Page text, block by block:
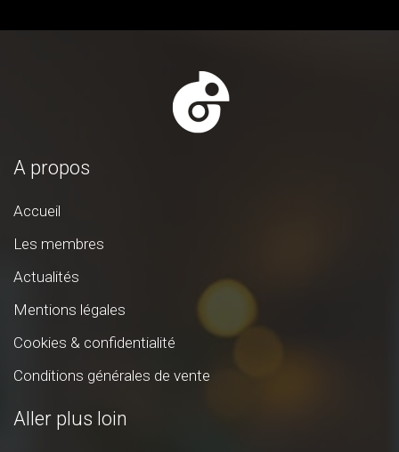
A propos
Accueil
Les membres
Actualités
Mentions légales
Cookies & confidentialité
Conditions générales de vente
Aller plus loin